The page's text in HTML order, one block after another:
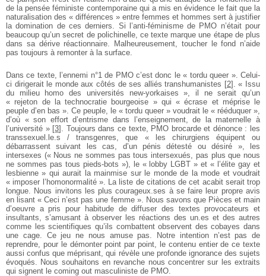
de la pensée féministe contemporaine qui a mis en évidence le fait que la
naturalisation des « différences » entre femmes et hommes sert à justifier
la domination de ces derniers. Si l’anti-féminisme de PMO n’était pour
beaucoup qu’un secret de polichinelle, ce texte marque une étape de plus
dans sa dérive réactionnaire. Malheureusement, toucher le fond n’aide
pas toujours à remonter à la surface.
Dans ce texte, l’ennemi n°1 de PMO c’est donc le « tordu queer ». Celui-
ci dirigerait le monde aux côtés de ses alliés transhumanistes [2]
. « Issu
du milieu homo des universités new-yorkaises », il ne serait qu’un
« rejeton de la technocratie bourgeoise » qui « écrase et méprise le
peuple d’en bas ». Ce peuple, le « tordu queer » voudrait le « rééduquer »,
d’où « son effort d’entrisme dans l’enseignement, de la maternelle à
l’université »[3]
. Toujours dans ce texte, PMO brocarde et dénonce : les
transsexuel.le.s / transgenres, que « les chirurgiens équipent ou
débarrassent suivant les cas, d’un pénis détesté ou désiré », les
intersexes (« Nous ne sommes pas tous intersexués, pas plus que nous
ne sommes pas tous pieds-bots »), le « lobby LGBT » et « l’élite gay et
lesbienne » qui aurait la mainmise sur le monde de la mode et voudrait
« imposer l’homonormalité ». La liste de citations de cet acabit serait trop
longue. Nous invitons les plus courageux.ses à se faire leur propre avis
en lisant « Ceci n’est pas une femme ». Nous savons que Pièces et main
d’oeuvre a pris pour habitude de diffuser des textes provocateurs et
insultants, s’amusant à observer les réactions des un.es et des autres
comme les scientifiques qu’ils combattent observent des cobayes dans
une cage. Ce jeu ne nous amuse pas. Notre intention n’est pas de
reprendre, pour le démonter point par point, le contenu entier de ce texte
aussi confus que méprisant, qui révèle une profonde ignorance des sujets
évoqués. Nous souhaitons en revanche nous concentrer sur les extraits
qui signent le coming out masculiniste de PMO.